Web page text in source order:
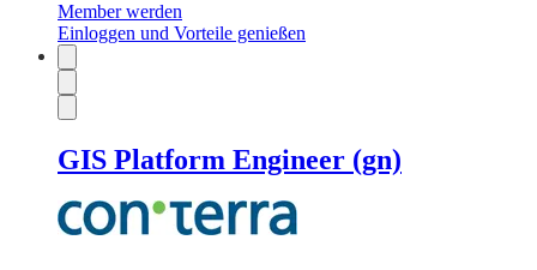
Member werden
Einloggen und Vorteile genießen
GIS Platform Engineer (gn)